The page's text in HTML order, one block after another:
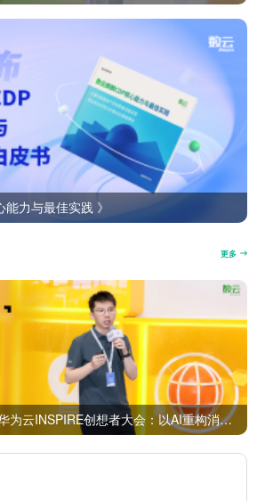
能力与最佳实践 》
更多
数云Agent OS亮相华为云INSPIRE创想者大会：以AI重构消费者运营与零售营销新范式